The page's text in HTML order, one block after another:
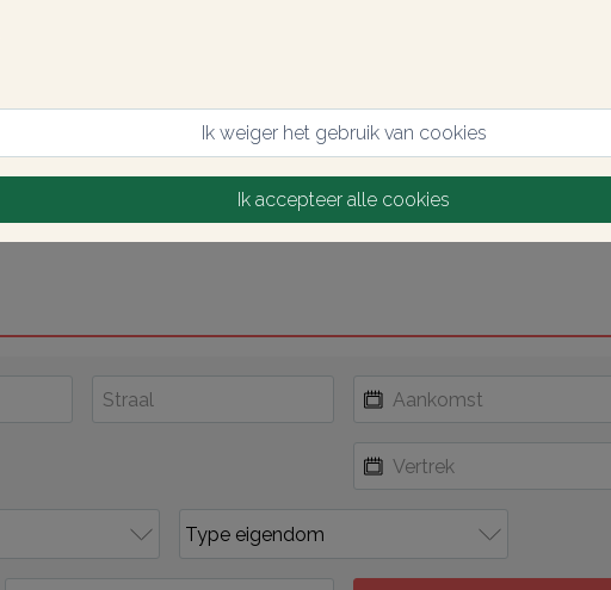
Ik weiger het gebruik van cookies
Ik accepteer alle cookies